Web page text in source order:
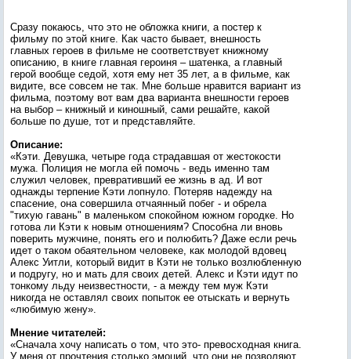
Сразу покаюсь, что это не обложка книги, а постер к
фильму по этой книге. Как часто бывает, внешность
главных героев в фильме не соответствует книжному
описанию, в книге главная героиня – шатенка, а главный
герой вообще седой, хотя ему нет 35 лет, а в фильме, как
видите, все совсем не так. Мне больше нравится вариант из
фильма, поэтому вот вам два варианта внешности героев
на выбор – книжный и киношный, сами решайте, какой
больше по душе, тот и представляйте.
Описание:
«Кэти. Девушка, четыре года страдавшая от жестокости
мужа. Полиция не могла ей помочь - ведь именно там
служил человек, превративший ее жизнь в ад. И вот
однажды терпение Кэти лопнуло. Потеряв надежду на
спасение, она совершила отчаянный побег - и обрела
"тихую гавань" в маленьком спокойном южном городке. Но
готова ли Кэти к новым отношениям? Способна ли вновь
поверить мужчине, понять его и полюбить? Даже если речь
идет о таком обаятельном человеке, как молодой вдовец
Алекс Уитли, который видит в Кэти не только возлюбленную
и подругу, но и мать для своих детей. Алекс и Кэти идут по
тонкому льду неизвестности, - а между тем муж Кэти
никогда не оставлял своих попыток ее отыскать и вернуть
«любимую жену».
Мнение читателей:
«Сначала хочу написать о том, что это- превосходная книга.
У меня от прочтения столько эмоций, что они не позволяют